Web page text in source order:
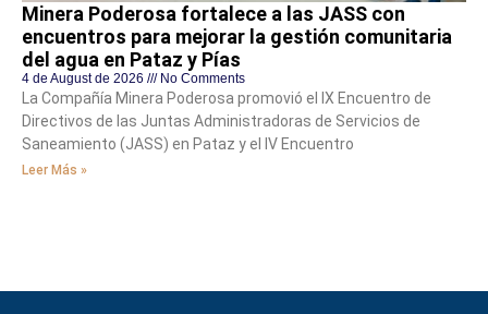
Minera Poderosa fortalece a las JASS con
encuentros para mejorar la gestión comunitaria
del agua en Pataz y Pías
4 de August de 2026 No Comments
La Compañía Minera Poderosa promovió el IX Encuentro de
Directivos de las Juntas Administradoras de Servicios de
Saneamiento (JASS) en Pataz y el IV Encuentro
Leer Más »